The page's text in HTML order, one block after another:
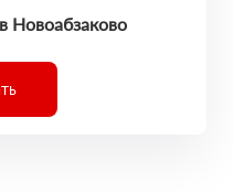
Новоабзаково